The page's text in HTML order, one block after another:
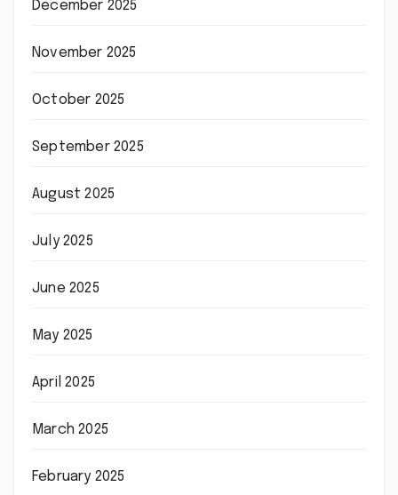
December 2025
November 2025
October 2025
September 2025
August 2025
July 2025
June 2025
May 2025
April 2025
March 2025
February 2025